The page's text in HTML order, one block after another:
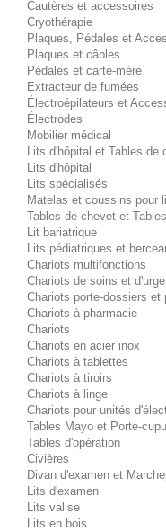
Cautères et accessoires
Cryothérapie
Plaques, Pédales et
Plaques et câbles
Pédales et carte-mère
Extracteur de fumées
Électroépilateurs et
Électrodes
Mobilier médical
Lits d'hôpital et Tables de
Lits d'hôpital
Lits spécialisés
Matelas et coussins pour
Tables de chevet et
Lit bariatrique
Lits pédiatriques et
Chariots multifonctions
Chariots de soins et
Chariots porte-dossiers et
Chariots à pharmacie
Chariots
Chariots en acier inox
Chariots à tablettes
Chariots à tiroirs
Chariots à linge
Chariots pour unités
Tables Mayo et Porte-
Tables d'opération
Civières
Divan d'examen et
Lits d'examen
Lits valise
Lits en bois